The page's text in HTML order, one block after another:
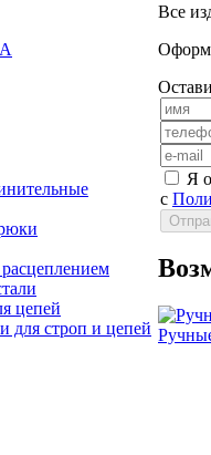
цепей
для строп и цепей
Все
Я
с